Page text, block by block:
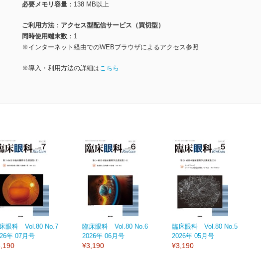
必要メモリ容量
138 MB以上
ご利用方法
アクセス型配信サービス（買切型）
同時使用端末数
1
※インターネット経由でのWEBブラウザによるアクセス参照
※導入・利用方法の詳細はこちら
眼科 Vol.80 No.7
年 07月号
臨床眼科 Vol.80 No.6
2026年 06月号
¥3,190
臨床眼科 Vol.80 No.5
2026年 05月号
¥3,190